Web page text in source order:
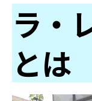
ラ・
とは